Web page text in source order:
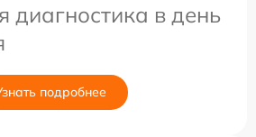
диагностика в день
подробнее